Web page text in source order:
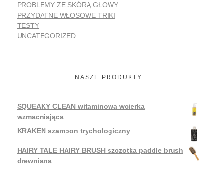
PROBLEMY ZE SKÓRĄ GŁOWY
PRZYDATNE WŁOSOWE TRIKI
TESTY
UNCATEGORIZED
NASZE PRODUKTY:
SQUEAKY CLEAN witaminowa wcierka
wzmacniająca
KRAKEN szampon trychologiczny
HAIRY TALE HAIRY BRUSH szczotka paddle brush
drewniana